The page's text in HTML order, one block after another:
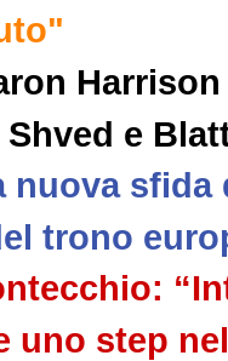
e
nuova sfida
trono
uno step